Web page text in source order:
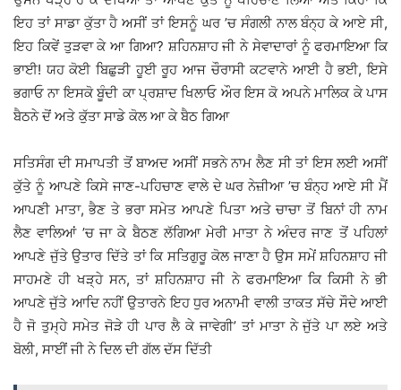
ਇਹ ਤਾਂ ਸਾਡਾ ਕੁੱਤਾ ਹੈ ਅਸੀਂ ਤਾਂ ਇਸਨੂੰ ਘਰ ’ਚ ਸੰਗਲੀ ਨਾਲ ਬੰਨ੍ਹ ਕੇ ਆਏ ਸੀ,
ਇਹ ਕਿਵੇਂ ਤੁੜਵਾ ਕੇ ਆ ਗਿਆ? ਸ਼ਹਿਨਸ਼ਾਹ ਜੀ ਨੇ ਸੇਵਾਦਾਰਾਂ ਨੂੰ ਫਰਮਾਇਆ ਕਿ
ਭਾਈ! ਯਹ ਕੋਈ ਬਿਛੁੜੀ ਹੂਈ ਰੂਹ ਆਜ ਚੌਰਾਸੀ ਕਟਵਾਨੇ ਆਈ ਹੈ ਭਈ, ਇਸੇ
ਭਗਾਓ ਨਾ ਇਸਕੋ ਬੂੰਦੀ ਕਾ ਪ੍ਰਸ਼ਾਦ ਖਿਲਾਓ ਔਰ ਇਸ ਕੋ ਅਪਨੇ ਮਾਲਿਕ ਕੇ ਪਾਸ
ਬੈਠਨੇ ਦੋਂ ਅਤੇ ਕੁੱਤਾ ਸਾਡੇ ਕੋਲ ਆ ਕੇ ਬੈਠ ਗਿਆ
ਸਤਿਸੰਗ ਦੀ ਸਮਾਪਤੀ ਤੋਂ ਬਾਅਦ ਅਸੀਂ ਸਭਨੇ ਨਾਮ ਲੈਣ ਸੀ ਤਾਂ ਇਸ ਲਈ ਅਸੀਂ
ਕੁੱਤੇ ਨੂੰ ਆਪਣੇ ਕਿਸੇ ਜਾਣ-ਪਹਿਚਾਣ ਵਾਲੇ ਦੇ ਘਰ ਨੇਜ਼ੀਆ ’ਚ ਬੰਨ੍ਹ ਆਏ ਸੀ ਮੈਂ
ਆਪਣੀ ਮਾਤਾ, ਭੈਣ ਤੇ ਭਰਾ ਸਮੇਤ ਆਪਣੇ ਪਿਤਾ ਅਤੇ ਚਾਚਾ ਤੋਂ ਬਿਨਾਂ ਹੀ ਨਾਮ
ਲੈਣ ਵਾਲਿਆਂ ’ਚ ਜਾ ਕੇ ਬੈਠਣ ਲੱਗਿਆ ਮੇਰੀ ਮਾਤਾ ਨੇ ਅੰਦਰ ਜਾਣ ਤੋਂ ਪਹਿਲਾਂ
ਆਪਣੇ ਜੁੱਤੇ ਉਤਾਰ ਦਿੱਤੇ ਤਾਂ ਕਿ ਸਤਿਗੁਰੂ ਕੋਲ ਜਾਣਾ ਹੈ ਉਸ ਸਮੇਂ ਸ਼ਹਿਨਸ਼ਾਹ ਜੀ
ਸਾਹਮਣੇ ਹੀ ਖੜ੍ਹੇ ਸਨ, ਤਾਂ ਸ਼ਹਿਨਸ਼ਾਹ ਜੀ ਨੇ ਫਰਮਾਇਆ ਕਿ ਕਿਸੀ ਨੇ ਭੀ
ਆਪਣੇ ਜੁੱਤੇ ਆਦਿ ਨਹੀਂ ਉਤਾਰਨੇ ਇਹ ਧੁਰ ਅਨਾਮੀ ਵਾਲੀ ਤਾਕਤ ਸੱਚੇ ਸੌਦੇ ਆਈ
ਹੈ ਜੋ ਤੁਮ੍ਹੇ ਸਮੇਤ ਜੋੜੇ ਹੀ ਪਾਰ ਲੈ ਕੇ ਜਾਵੇਗੀ’ ਤਾਂ ਮਾਤਾ ਨੇ ਜੁੱਤੇ ਪਾ ਲਏ ਅਤੇ
ਬੋਲੀ, ਸਾਈਂ ਜੀ ਨੇ ਦਿਲ ਦੀ ਗੱਲ ਦੱਸ ਦਿੱਤੀ